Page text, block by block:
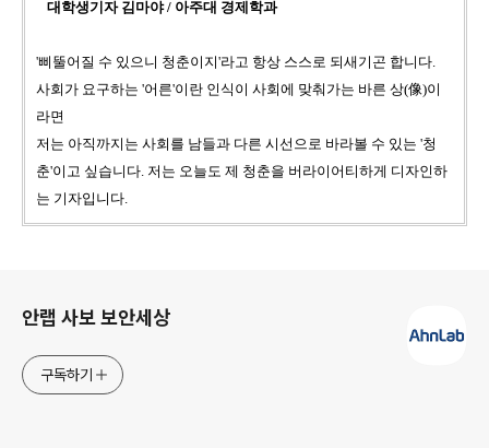
대학생기자 김마야 / 아주대 경제학과
'삐뚤어질 수 있으니 청춘이지'라고 항상 스스로 되새기곤 합니다.
사회가 요구하는 '어른'이란 인식이 사회에 맞춰가는 바른 상(像)이
라면
저는 아직까지는 사회를 남들과 다른 시선으로 바라볼 수 있는 '청
춘'이고 싶습니다. 저는 오늘도 제 청춘을 버라이어티하게 디자인하
는 기자입니다.
안랩 사보 보안세상
구독하기